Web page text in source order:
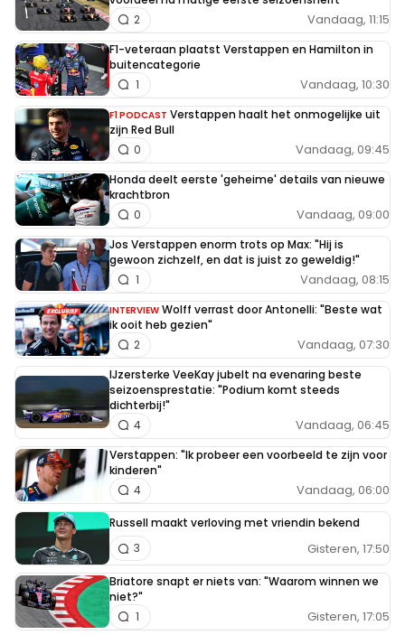
Vandaag, 11:15
2
F1-veteraan plaatst Verstappen en Hamilton in
buitencategorie
Vandaag, 10:30
1
F1 PODCAST Verstappen haalt het onmogelijke uit
zijn Red Bull
Vandaag, 09:45
0
Honda deelt eerste 'geheime' details van nieuwe
krachtbron
Vandaag, 09:00
0
Jos Verstappen enorm trots op Max: "Hij is
gewoon zichzelf, en dat is juist zo geweldig!"
Vandaag, 08:15
1
INTERVIEW Wolff verrast door Antonelli: "Beste wat
ik ooit heb gezien"
Vandaag, 07:30
2
IJzersterke VeeKay jubelt na evenaring beste
seizoensprestatie: "Podium komt steeds
dichterbij!"
Vandaag, 06:45
4
Verstappen: "Ik probeer een voorbeeld te zijn voor
kinderen"
Vandaag, 06:00
4
Russell maakt verloving met vriendin bekend
Gisteren, 17:50
3
Briatore snapt er niets van: "Waarom winnen we
niet?"
Gisteren, 17:05
1